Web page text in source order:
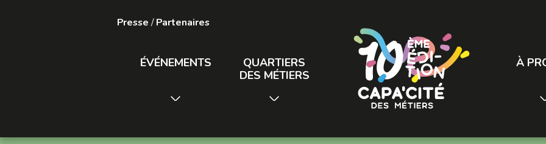
Presse/Partenaires
ÉVÉNEMENTS
QUARTIERS
DES MÉTIERS
À